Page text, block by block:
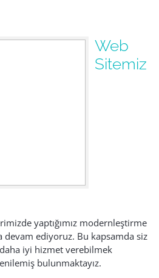
Web
Sitemiz
yaptığımız modernleştirme
devam ediyoruz. Bu kapsamda siz
iyi hizmet verebilmek
bulunmaktayız.